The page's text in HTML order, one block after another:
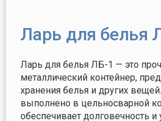
Ларь для белья
Ларь для белья ЛБ-1 — это
металлический контейнер,
хранения белья и других
выполнено в цельносварной
обеспечивает долговечность и